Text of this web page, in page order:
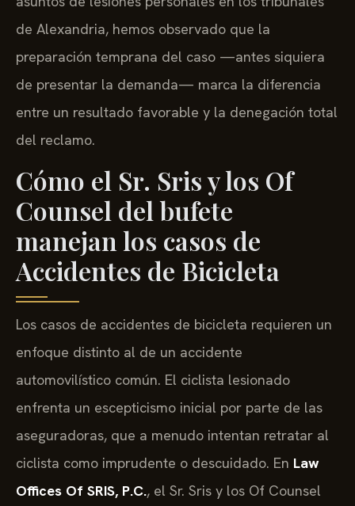
de Alexandria, hemos observado que la
preparación temprana del caso —antes siquiera
de presentar la demanda— marca la diferencia
entre un resultado favorable y la denegación total
del reclamo.
Cómo el Sr. Sris y los Of
Counsel del bufete
manejan los casos de
Accidentes de Bicicleta
Los casos de accidentes de bicicleta requieren un
enfoque distinto al de un accidente
automovilístico común. El ciclista lesionado
enfrenta un escepticismo inicial por parte de las
aseguradoras, que a menudo intentan retratar al
ciclista como imprudente o descuidado. En Law
Offices Of SRIS, P.C., el Sr. Sris y los Of Counsel